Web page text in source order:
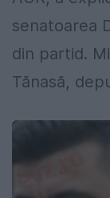
senatoarea
din partid.
Tănasă,